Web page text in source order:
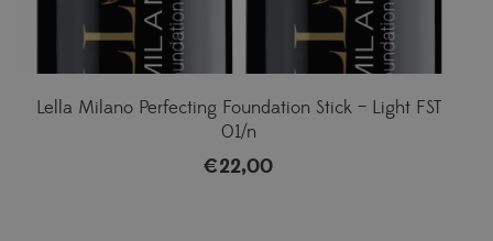
Lella Milano Perfecting Foundation Stick – Light FST
01/n
€22,00